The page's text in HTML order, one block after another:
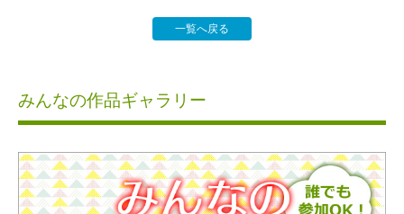
一覧へ戻る
みんなの作品ギャラリー